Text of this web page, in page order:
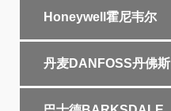
Honeywell霍尼韦尔
丹麦DANFOSS丹佛斯